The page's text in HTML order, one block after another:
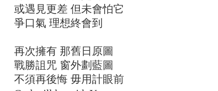
或遇見更差 但未會怕它
爭口氣 理想終會到
再次擁有 那舊日原圖
戰勝詛咒 窗外劃藍圖
不須再後悔 毋用計眼前